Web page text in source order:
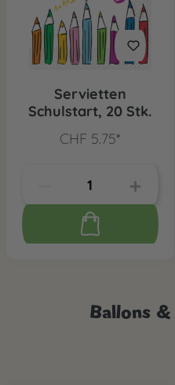
Servietten
Schulstart, 20 Stk.
CHF 5.75*
Ballons